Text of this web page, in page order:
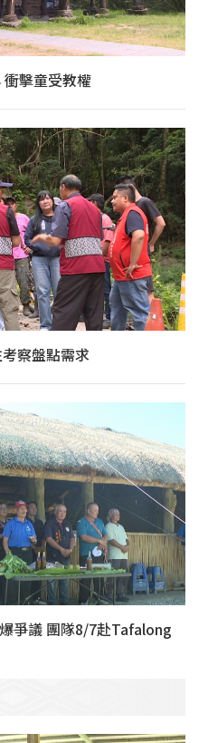
擊童受教權
察盤點需求
爭議 團隊8/7赴Tafalong